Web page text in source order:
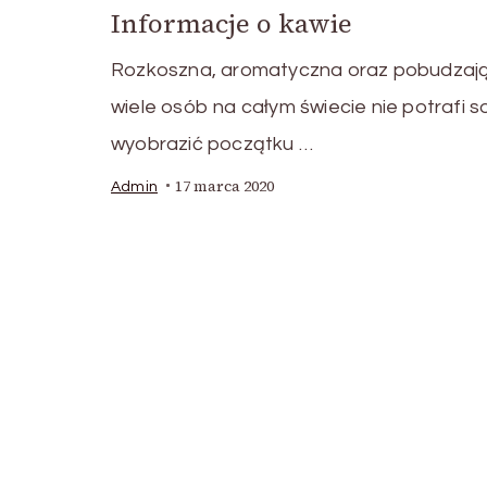
Informacje o kawie
Rozkoszna, aromatyczna oraz
wiele osób na całym świecie nie potrafi
wyobrazić początku …
Admin 17 marca 2020